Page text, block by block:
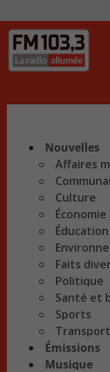
Nouvelles
Affaires
Culture
Économie
Éducation
Faits
Politique
Santé et
Sports
Émissions
Musique